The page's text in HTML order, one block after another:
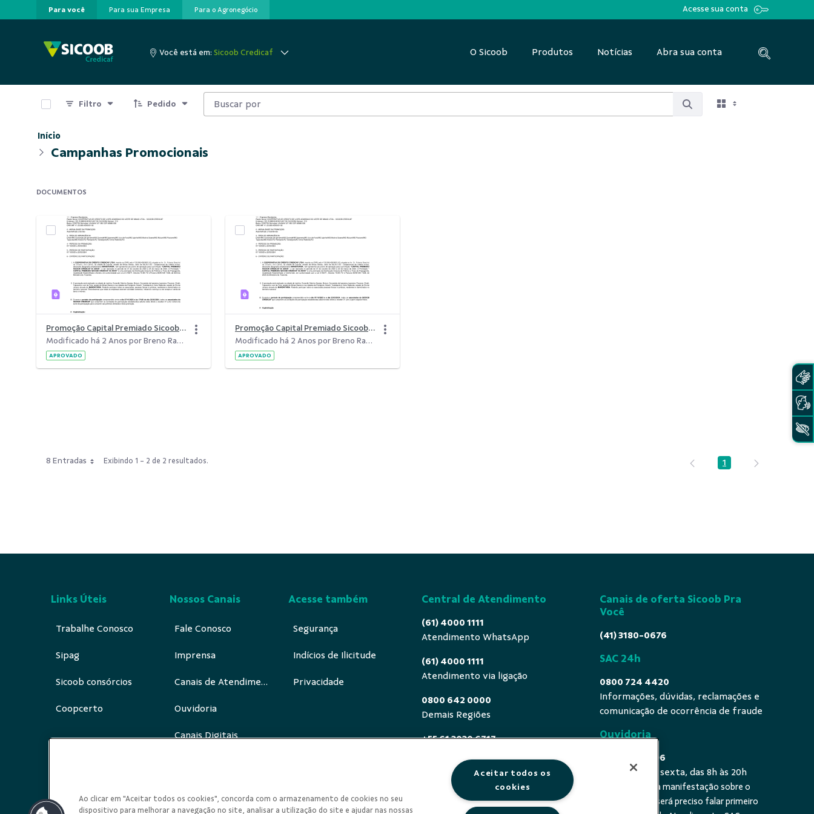
Pular para o Conteúdo principal
Para você Para sua Empresa Para o Agronegócio Acesse sua conta
Você está em:Sicoob Credicaf O Sicoob Produtos Notícias Abra sua conta
0 de 2 Itens selecionados
Filtro Pedido
Início
Campanhas Promocionais
DOCUMENTOS
Promoção Capital Premiado Sicoob Credicaf 35 anos - Sorteios Vales-Compra.pdf
Modificado há 2 Anos por Breno Ramos De Oliveira.
APROVADO
Promoção Capital Premiado Sicoob Credicaf 35 anos - Vale-Brinde.pdf
Modificado há 2 Anos por Breno Ramos De Oliveira.
APROVADO
8 Entradas Exibindo 1 - 2 de 2 resultados. Página
1
Links Úteis
Trabalhe Conosco
Sipag
Sicoob consórcios
Coopcerto
Nossos Canais
Fale Conosco
Imprensa
Canais de Atendimento
Ouvidoria
Canais Digitais
Acesse também
Segurança
Indícios de Ilicitude
Privacidade
Redes Sociais
Central de Atendimento
(61) 4000 1111
Atendimento WhatsApp
(61) 4000 1111
Atendimento via ligação
0800 642 0000
Demais Regiões
+55 61 3030 6717
0800 940 0458
Deficientes auditivos ou de fala - De
segunda a sexta, das 8h às 20h
Canais de oferta Sicoob Pra
Você
(41) 3180-0676
SAC 24h
0800 724 4420
Informações, dúvidas, reclamações e
comunicação de ocorrência de fraude
Ouvidoria
0800 725 0996
De segunda a sexta, das 8h às 20h
É a sua primeira manifestação sobre o
tema? Se sim, será preciso falar primeiro
Ao clicar em "Aceitar todos os cookies", concorda com o armazenamento de cookies no seu
dispositivo para melhorar a navegação no site, analisar a utilização do site e ajudar nas nossas
Aceitar todos os
cookies